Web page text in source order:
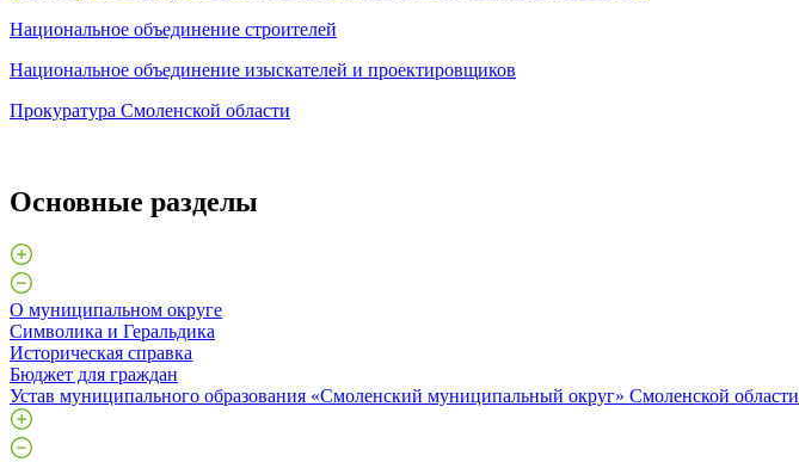
Национальное объединение строителей
Национальное объединение изыскателей и проектировщиков
Прокуратура Смоленской области
Основные разделы
О муниципальном округе
Символика и Геральдика
Историческая справка
Бюджет для граждан
Устав муниципального образования «Смоленский муниципальный округ» Смоленской области